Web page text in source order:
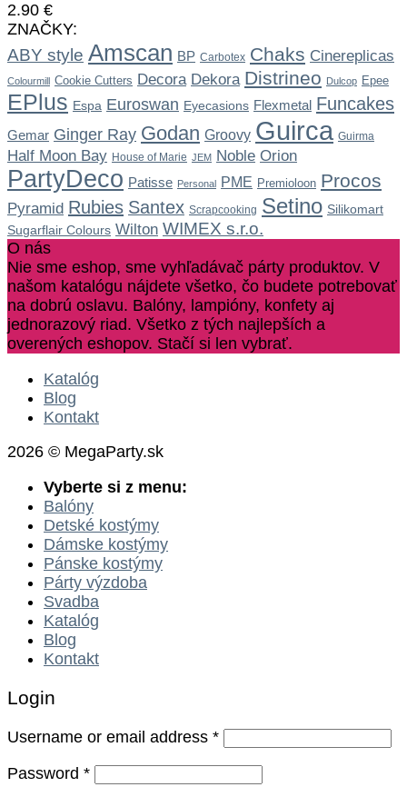
2.90 €
ZNAČKY:
ABY style Amscan BP Carbotex Chaks Cinereplicas
Colourmill Cookie Cutters Decora Dekora Distrineo Dulcop Epee
EPlus Espa Euroswan Eyecasions Flexmetal Funcakes
Gemar Ginger Ray Godan Groovy Guirca Guirma
Half Moon Bay House of Marie JEM Noble Orion
PartyDeco Patisse Personal PME Premioloon Procos
Pyramid Rubies Santex Scrapcooking Setino Silikomart
Sugarflair Colours Wilton WIMEX s.r.o.
O nás
Nie sme eshop, sme vyhľadávač párty produktov. V
našom katalógu nájdete všetko, čo budete potrebovať
na dobrú oslavu. Balóny, lampióny, konfety aj
jednorazový riad. Všetko z tých najlepších a
overených eshopov. Stačí si len vybrať.
Katalóg
Blog
Kontakt
2026 © MegaParty.sk
Vyberte si z menu:
Balóny
Detské kostýmy
Dámske kostýmy
Pánske kostýmy
Párty výzdoba
Svadba
Katalóg
Blog
Kontakt
Login
Username or email address *
Password *